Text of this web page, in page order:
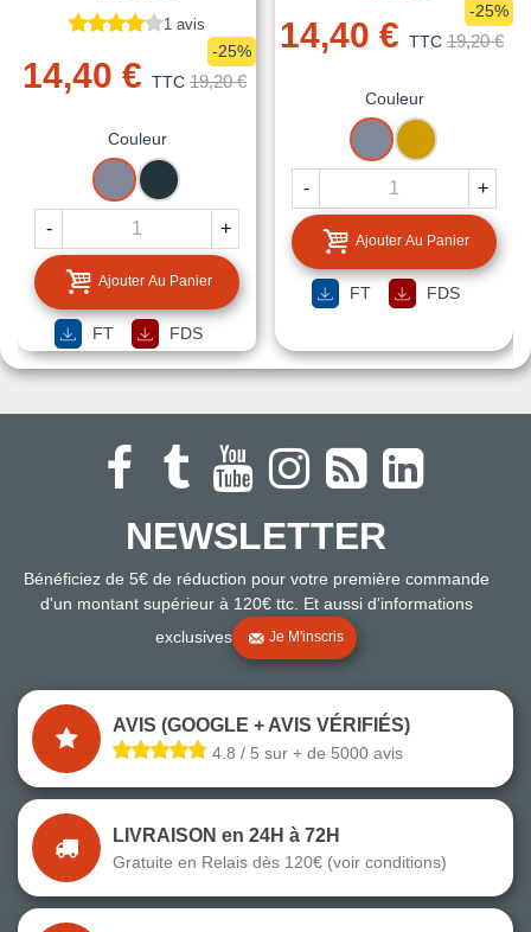
1 avis
14,40 € TTC 19,20 €
-25%
Couleur
ARGENT
GRIS
ANTHRACITE
- +
Ajouter Au Panier
FT FDS
14,40 € TTC 19,20 €
-25%
Couleur
ARGENT
OR
- +
Ajouter Au Panier
FT FDS
NEWSLETTER
Bénéficiez de 5€ de réduction pour votre première commande
d'un montant supérieur à 120€ ttc. Et aussi d'informations
exclusives
Je M'inscris
AVIS (GOOGLE + AVIS VÉRIFIÉS)
4.8 / 5 sur + de 5000 avis
LIVRAISON en 24H à 72H
Gratuite en Relais dès 120€ (voir conditions)